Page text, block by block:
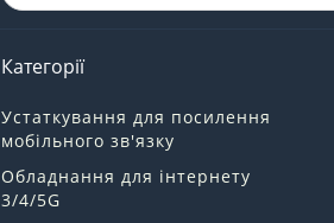
Категорії
Устаткування для посилення
мобільного зв'язку
Обладнання для інтернету
3/4/5G